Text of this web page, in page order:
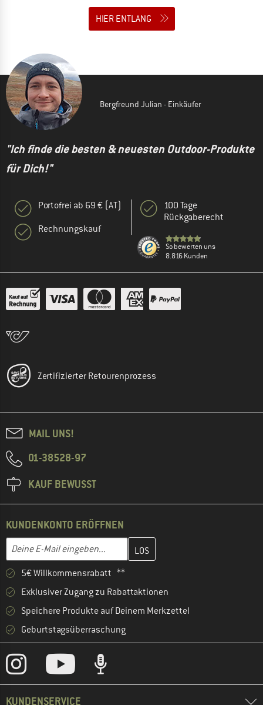
HIER ENTLANG
Bergfreund Julian - Einkäufer
"Ich finde die besten & neuesten Outdoor-Produkte
für Dich!"
Portofrei ab 69 € (AT)
Rechnungskauf
100 Tage
Rückgaberecht
So bewerten uns
8.816 Kunden
Zertifizierter Retourenprozess
MAIL UNS!
01-38528-97
KAUF BEWUSST
KUNDENKONTO ERÖFFNEN
E-Mail-Adresse
Gib hier deine E-Mail-Adresse ein und erstelle im nächsten
5€ Willkommensrabatt **
Exklusiver Zugang zu Rabattaktionen
Speichere Produkte auf Deinem Merkzettel
Geburtstagsüberraschung
KUNDENSERVICE